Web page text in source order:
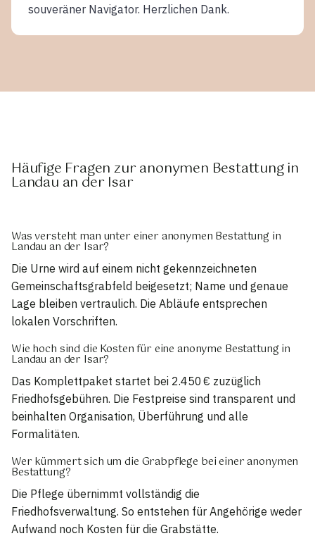
souveräner Navigator. Herzlichen Dank.
Häufige Fragen zur anonymen Bestattung in
Landau an der Isar
Was versteht man unter einer anonymen Bestattung in
Landau an der Isar?
Die Urne wird auf einem nicht gekennzeichneten
Gemeinschaftsgrabfeld beigesetzt; Name und genaue
Lage bleiben vertraulich. Die Abläufe entsprechen
lokalen Vorschriften.
Wie hoch sind die Kosten für eine anonyme Bestattung in
Landau an der Isar?
Das Komplettpaket startet bei 2.450 € zuzüglich
Friedhofsgebühren. Die Festpreise sind transparent und
beinhalten Organisation, Überführung und alle
Formalitäten.
Wer kümmert sich um die Grabpflege bei einer anonymen
Bestattung?
Die Pflege übernimmt vollständig die
Friedhofsverwaltung. So entstehen für Angehörige weder
Aufwand noch Kosten für die Grabstätte.